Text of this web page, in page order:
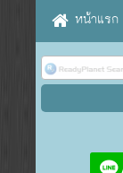
หน้าแรก